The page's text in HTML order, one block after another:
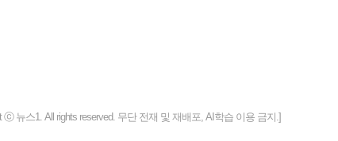
ⓒ 뉴스1. All rights reserved. 무단 전재 및 재배포, AI학습 이용 금지.]